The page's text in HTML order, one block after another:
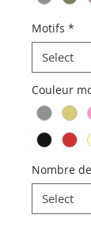
Motifs *
Couleur
Nombre